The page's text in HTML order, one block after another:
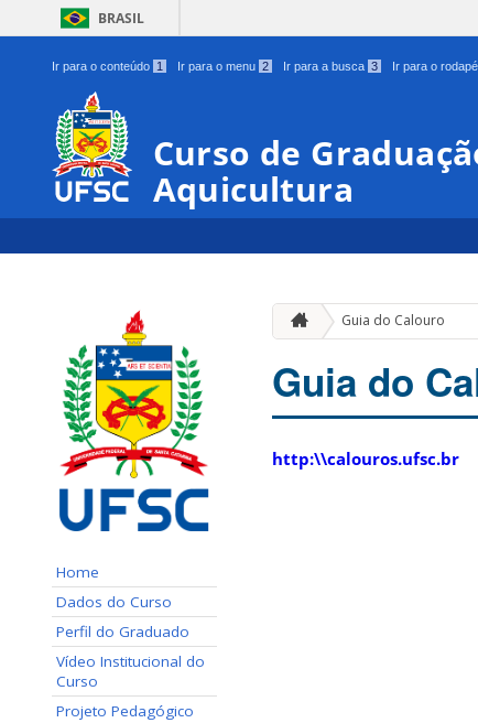
BRASIL
Ir para o conteúdo 1 Ir para o menu 2 Ir para a busca 3 Ir para o rodapé
Curso de
Aquicultura
Home
Dados do Curso
Perfil do Graduado
Vídeo Institucional do
Curso
Projeto Pedagógico
Guia do Calouro
Guia do
http:\\calouros.ufsc.br